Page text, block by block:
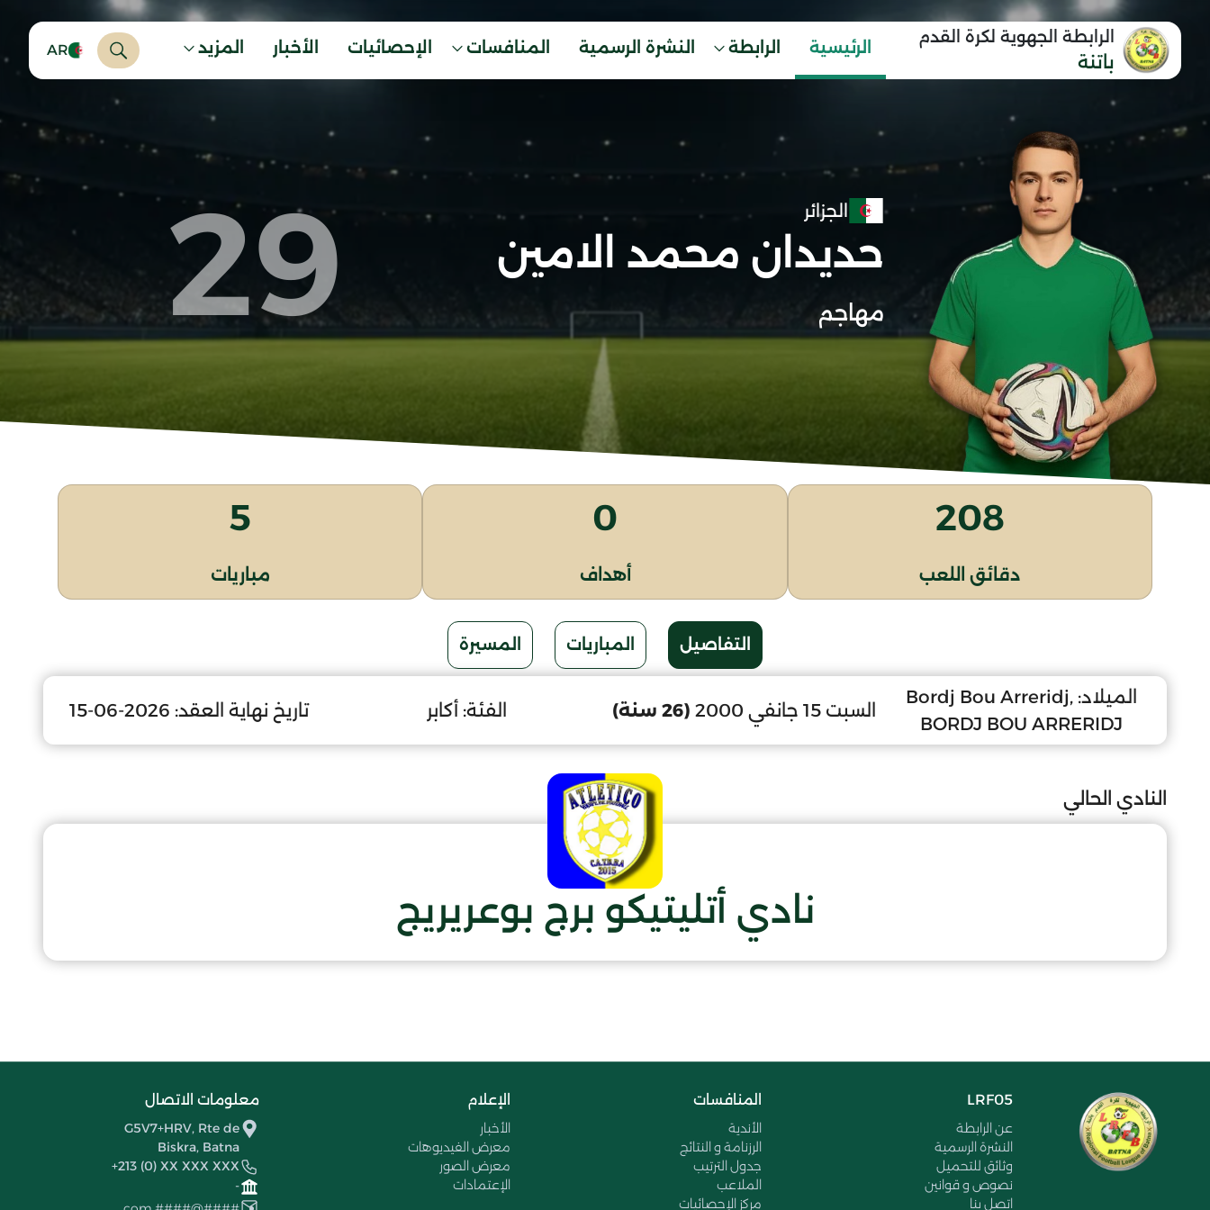
الرابطة الجهوية لكرة القدم
باتنة
الرئيسية الرابطة النشرة الرسمية المنافسات الإحصائيات الأخبار المزيد AR
الجزائر
حديدان محمد الامين
مهاجم 29
208
دقائق اللعب
0
أهداف
5
مباريات
التفاصيل المباريات المسيرة
الميلاد: Bordj Bou Arreridj,
BORDJ BOU ARRERIDJ
السبت 15 جانفي 2000 (26 سنة) الفئة: أكابر تاريخ نهاية العقد: 2026-06-15
النادي الحالي
نادي أتليتيكو برج بوعريريج
LRF05
عن الرابطة
النشرة الرسمية
وثائق للتحميل
نصوص و قوانين
اتصل بنا
المنافسات
الأندية
الرزنامة و النتائج
جدول الترتيب
الملاعب
مركز الإحصائيات
الإعلام
الأخبار
معرض الفيديوهات
معرض الصور
الإعتمادات
معلومات الاتصال
G5V7+HRV, Rte de
Biskra, Batna
+213 (0) XX XXX XXX
-